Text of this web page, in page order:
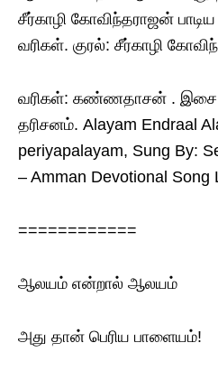
சீர்காழி கோவிந்தராஜன்
வரிகள். குரல்: சீர்காழி
வரிகள்: கண்ணதாசன் . இசை:
தரிசனம். Alayam Endraal
periyapalayam, Sung By:
– Amman Devotional Song
============
ஆலயம் என்றால் ஆலயம்
அது தான் பெரிய பாளையம்!